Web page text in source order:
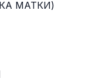
МАТКИ)